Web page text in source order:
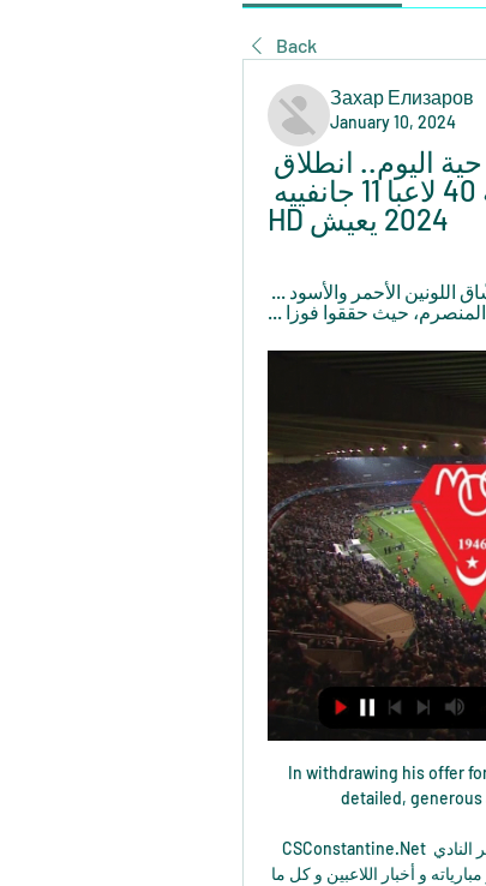
Back
Захар Елизаров
January 10, 2024
2024 يعيش HD
In withdrawing his offer
detailed,
CSConstantine.Net النادي الرياضي القسنطيني ـ شباب قسنطينة الموقع الرسمي لجماهير النادي